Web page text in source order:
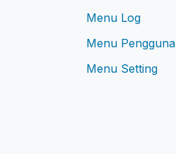
Menu Log
Menu Pengguna
Menu Setting